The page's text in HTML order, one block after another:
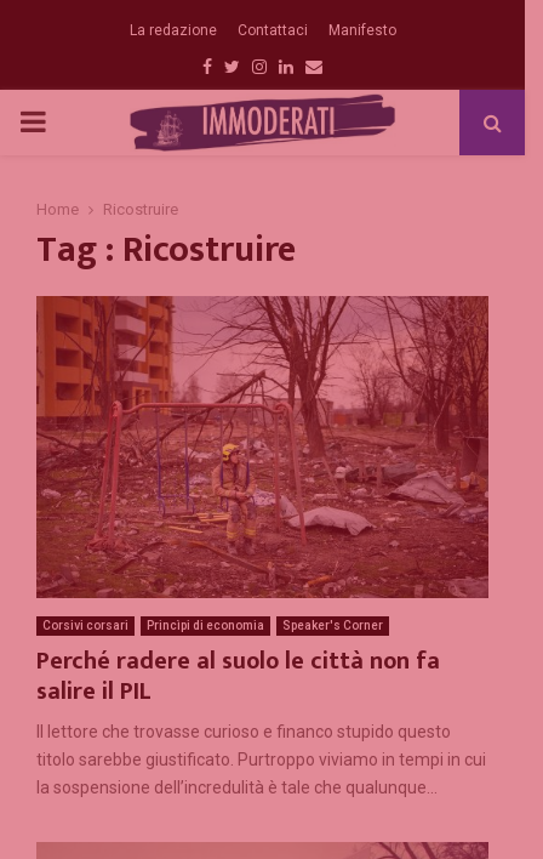
La redazione Contattaci Manifesto
Facebook
Twitter
Instagram
Linkedin
Email
PRIMARY
Home Ricostruire
Tag : Ricostruire
Corsivi corsari Princìpi di economia Speaker's Corner
Perché radere al suolo le città non fa
salire il PIL
Il lettore che trovasse curioso e financo stupido questo
titolo sarebbe giustificato. Purtroppo viviamo in tempi in cui
la sospensione dell’incredulità è tale che qualunque...